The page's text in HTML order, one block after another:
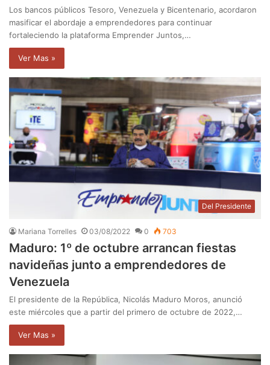
Los bancos públicos Tesoro, Venezuela y Bicentenario, acordaron
masificar el abordaje a emprendedores para continuar
fortaleciendo la plataforma Emprender Juntos,…
Ver Mas »
Del Presidente
Mariana Torrelles 03/08/2022 0 703
Maduro: 1º de octubre arrancan fiestas
navideñas junto a emprendedores de
Venezuela
El presidente de la República, Nicolás Maduro Moros, anunció
este miércoles que a partir del primero de octubre de 2022,…
Ver Mas »